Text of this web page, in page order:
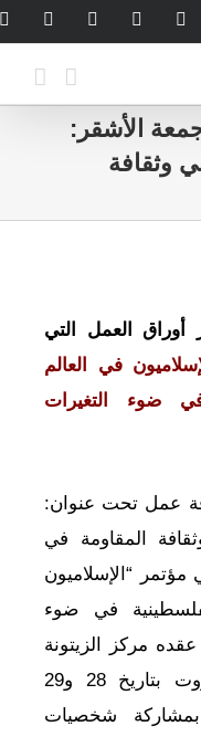
LinkedIn
SoundCloud
WhatsApp
الأشقر:
وثقافة
أوراق العمل التي
في العالم
ضوء التغيرات
عمل تحت عنوان:
المقاومة في
مؤتمر “الإسلاميون
في ضوء
عقده مركز الزيتونة
للدراسات والاستشارات في بيروت بتاريخ 28 و29
الثاني نوفمبر 2012، بمشاركة شخصيات